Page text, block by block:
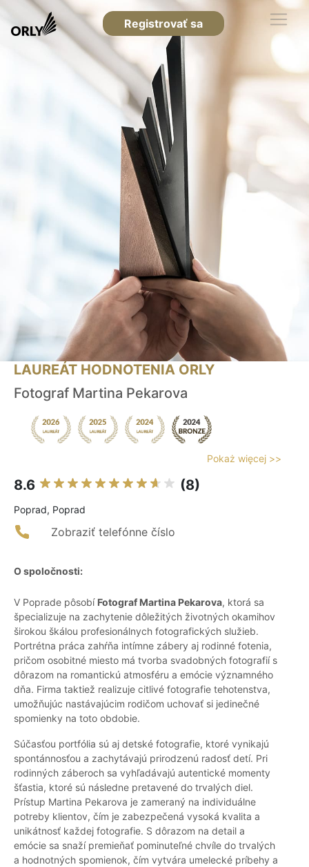
Registrovať sa
LAUREÁT HODNOTENIA ORLY
Fotograf Martina Pekarova
Pokaż więcej >>
8.6 (8)
Poprad, Poprad
Zobraziť telefónne číslo
O spoločnosti:
V Poprade pôsobí Fotograf Martina Pekarova, ktorá sa
špecializuje na zachytenie dôležitých životných okamihov
širokou škálou profesionálnych fotografických služieb.
Portrétna práca zahŕňa intímne zábery aj rodinné fotenia,
pričom osobitné miesto má tvorba svadobných fotografií s
dôrazom na romantickú atmosféru a emócie významného
dňa. Firma taktiež realizuje citlivé fotografie tehotenstva,
umožňujúc nastávajúcim rodičom uchovať si jedinečné
spomienky na toto obdobie.
Súčasťou portfólia sú aj detské fotografie, ktoré vynikajú
spontánnosťou a zachytávajú prirodzenú radosť detí. Pri
rodinných záberoch sa vyhľadávajú autentické momenty
šťastia, ktoré sú následne pretavené do trvalých diel.
Prístup Martina Pekarova je zameraný na individuálne
potreby klientov, čím je zabezpečená vysoká kvalita a
unikátnosť každej fotografie. S dôrazom na detail a
emócie sa snaží premieňať pominuteľné chvíle do trvalých
a hodnotných spomienok, čím vytvára umelecké príbehy a